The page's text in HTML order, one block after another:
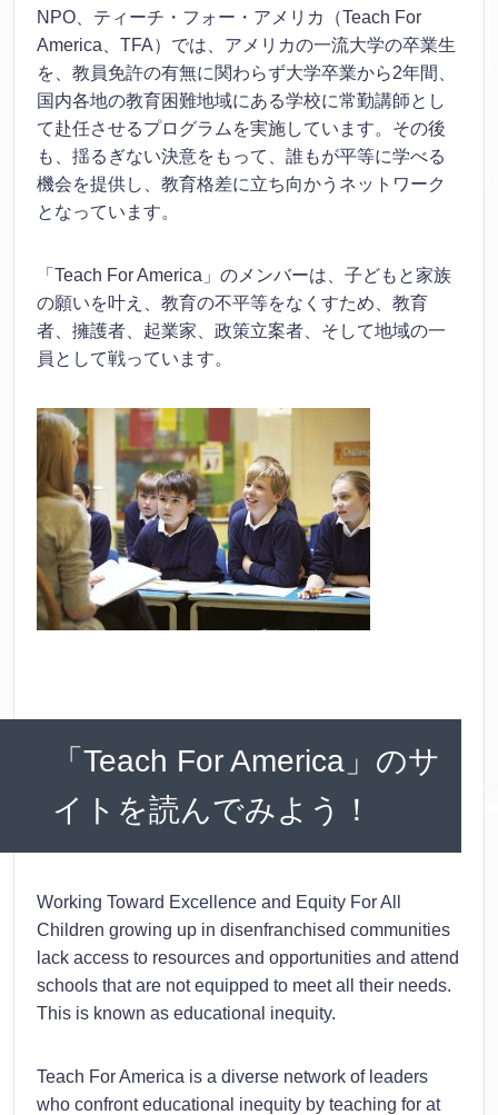
NPO、ティーチ・フォー・アメリカ（Teach For
America、TFA）では、アメリカの一流大学の卒業生
を、教員免許の有無に関わらず大学卒業から2年間、
国内各地の教育困難地域にある学校に常勤講師とし
て赴任させるプログラムを実施しています。その後
も、揺るぎない決意をもって、誰もが平等に学べる
機会を提供し、教育格差に立ち向かうネットワーク
となっています。
「Teach For America」のメンバーは、子どもと家族
の願いを叶え、教育の不平等をなくすため、教育
者、擁護者、起業家、政策立案者、そして地域の一
員として戦っています。
「Teach For America」のサ
イトを読んでみよう！
Working Toward Excellence and Equity For All
Children growing up in disenfranchised communities
lack access to resources and opportunities and attend
schools that are not equipped to meet all their needs.
This is known as educational inequity.
Teach For America is a diverse network of leaders
who confront educational inequity by teaching for at